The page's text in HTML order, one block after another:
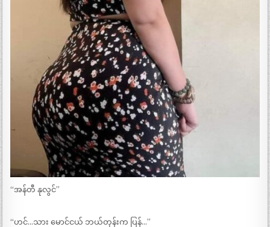
“အန်တီ နုလွင်”
“ဟင်…သား မောင်ငယ် ဘယ်တုန်းက ပြန်…”